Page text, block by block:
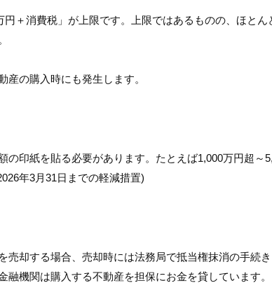
＋消費税」が上限です。上限ではあるものの、ほと
産の購入時にも発生します。
の印紙を貼る必要があります。たとえば1,000万円超～
年3月31日までの軽減措置)
売却する場合、売却時には法務局で抵当権抹消の手続き
融機関は購入する不動産を担保にお金を貸しています